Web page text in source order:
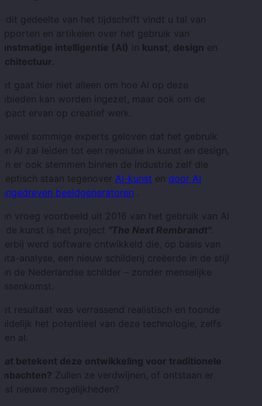
dit gedeelte van het tijdschrift vindt u tal van
en artikelen over het gebruik van
intelligentie (AI) in kunst, design en
.
gaat hier niet alleen om hoe AI op deze
kan worden ingezet, maar ook om de
ervan op creatief werk.
sommige experts geloven dat het gebruik
AI zal leiden tot een revolutie in kunst en design,
er ook stemmen binnen de industrie zelf die
staan ​​tegenover AI-kunst en door AI
beeldgeneratoren .
vroeg voorbeeld uit 2016 van het gebruik van AI
de kunst is het project "The Next Rembrandt".
werd software ontwikkeld die, op basis van
analyse, een nieuw schilderij creëerde in de stijl
de Nederlandse schilder – zonder menselijke
resultaat was verrassend realistisch en toonde
het potentieel van deze technologie, zelfs
al.
betekent deze ontwikkeling voor traditionele
Zullen ze verdwijnen, of ontstaan ​​er
nieuwe mogelijkheden?